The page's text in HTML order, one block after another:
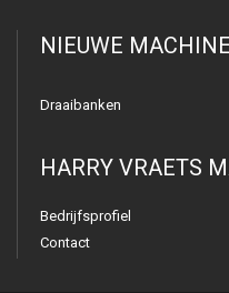
NIEUWE
Draaibanken
HARRY VRAETS
Bedrijfsprofiel
Contact